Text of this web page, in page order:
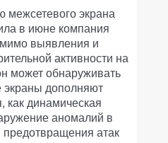
экрана
в июне компания
выявления и
активности на
может обнаруживать
дополняют
как динамическая
аномалий в
атак